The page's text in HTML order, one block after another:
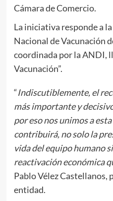
Cámara de Comercio.
La iniciativa responde a
Nacional de Vacunación
coordinada por la ANDI,
Vacunación”.
“Indiscutiblemente, el
más importante y
por eso nos unimos a
contribuirá, no solo la
vida del equipo humano
reactivación económica
Pablo Vélez Castellanos,
entidad.